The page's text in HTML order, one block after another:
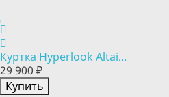
Куртка Hyperlook Altai...
29 900 ₽
Купить